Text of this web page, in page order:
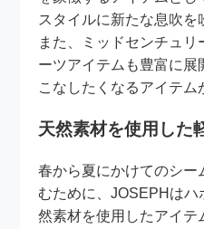
スタイルに新たな息吹を
また、ミッドセンチュリ
ーツアイテムも豊富に
こなしたくなるアイテム
天然素材を使用した
春から夏にかけてのシー
むために、JOSEPHは
然素材を使用したアイテ